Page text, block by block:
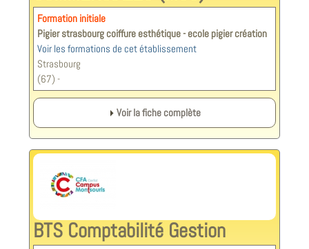
Formation initiale
Pigier strasbourg coiffure esthétique - ecole pigier création
Voir les formations de cet établissement
Strasbourg
(67) -
Voir la fiche complète
BTS Comptabilité Gestion